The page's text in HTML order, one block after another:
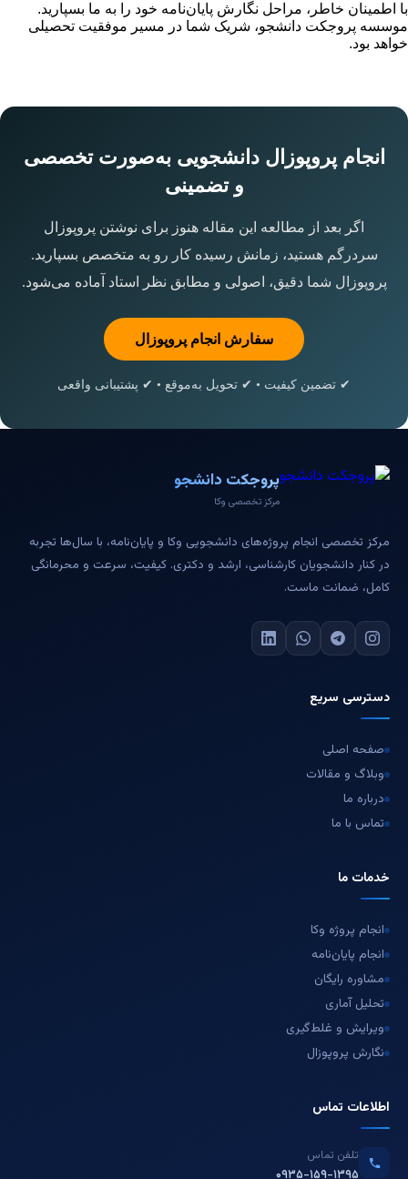
با اطمینان خاطر، مراحل نگارش پایان‌نامه خود را به ما بسپارید.
موسسه پروجکت دانشجو، شریک شما در مسیر موفقیت تحصیلی
خواهد بود.
انجام پروپوزال دانشجویی به‌صورت تخصصی
و تضمینی
اگر بعد از مطالعه این مقاله هنوز برای نوشتن پروپوزال
سردرگم هستید، زمانش رسیده کار رو به متخصص بسپارید.
پروپوزال شما دقیق، اصولی و مطابق نظر استاد آماده می‌شود.
سفارش انجام پروپوزال
✔ تضمین کیفیت • ✔ تحویل به‌موقع • ✔ پشتیبانی واقعی
پروجکت دانشجو
مرکز تخصصی وکا
مرکز تخصصی انجام پروژه‌های دانشجویی وکا و پایان‌نامه، با سال‌ها تجربه
در کنار دانشجویان کارشناسی، ارشد و دکتری. کیفیت، سرعت و محرمانگی
کامل، ضمانت ماست.
دسترسی سریع
صفحه اصلی
وبلاگ و مقالات
درباره ما
تماس با ما
خدمات ما
انجام پروژه وکا
انجام پایان‌نامه
مشاوره رایگان
تحلیل آماری
ویرایش و غلط‌گیری
نگارش پروپوزال
اطلاعات تماس
تلفن تماس
۰۹۳۵-۱۵۹-۱۳۹۵